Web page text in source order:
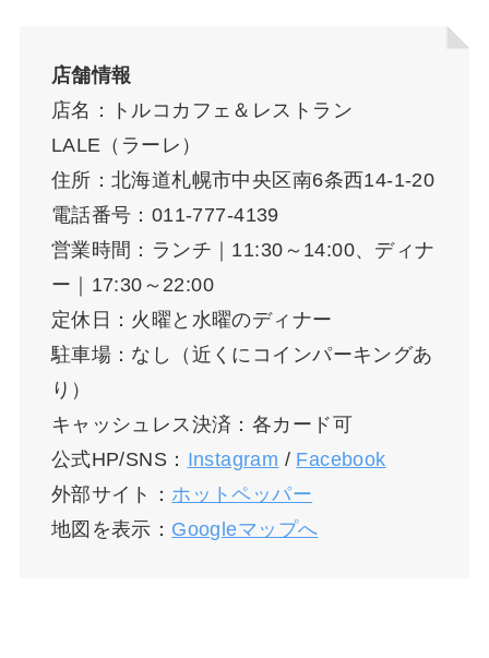
店舗情報
店名：トルコカフェ＆レストラン
LALE（ラーレ）
住所：北海道札幌市中央区南6条西14-1-20
電話番号：011-777-4139
営業時間：ランチ｜11:30～14:00、ディナ
ー｜17:30～22:00
定休日：火曜と水曜のディナー
駐車場：なし（近くにコインパーキングあ
り）
キャッシュレス決済：各カード可
公式HP/SNS： Instagram / Facebook
外部サイト： ホットペッパー
地図を表示： Googleマップへ